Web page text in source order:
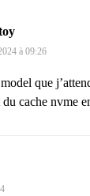
à 09:26
que
cache nvme